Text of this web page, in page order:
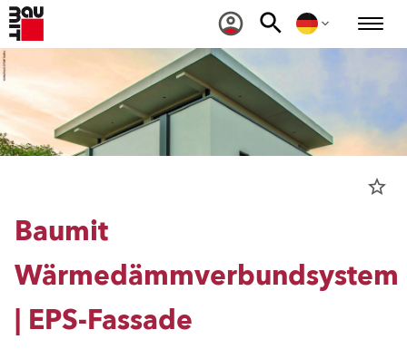
star_border
Baumit
Wärmedämmverbundsystem
| EPS-Fassade